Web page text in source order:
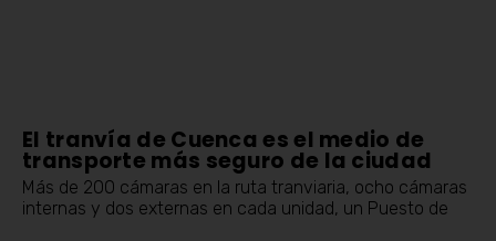
El tranvía de Cuenca es el medio de
transporte más seguro de la ciudad
Más de 200 cámaras en la ruta tranviaria, ocho cámaras
internas y dos externas en cada unidad, un Puesto de